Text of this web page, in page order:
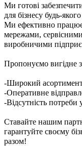
Ми готові
для бізнесу будь-
Ми ефективно
мережами,
виробничими
Пропонуємо вигідне
-Широкий асортимент
-Оперативне
-Відсутність потреби
Ставайте нашим
гарантуйте своєму
разом!